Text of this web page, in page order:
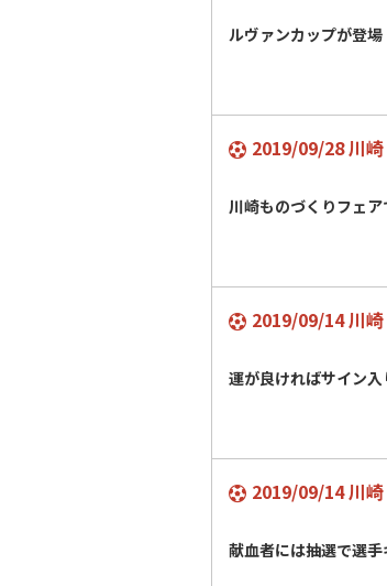
ルヴァンカップが登場
2019/09/28 川
川崎ものづくりフェ
2019/09/14 川
運が良ければサイン
2019/09/14 川
献血者には抽選で選